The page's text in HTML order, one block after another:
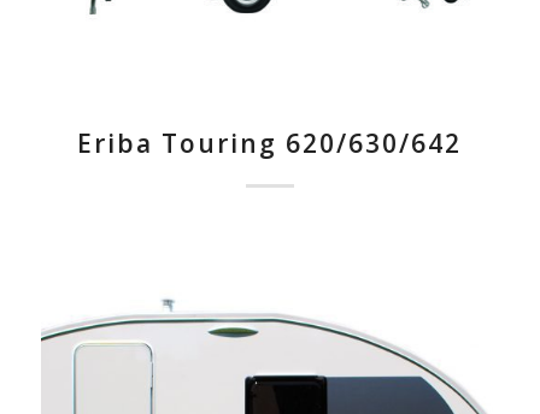
Eriba Touring 620/630/642